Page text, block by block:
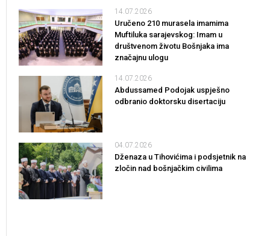
14.07.2026
Uručeno 210 murasela imamima
Muftiluka sarajevskog: Imam u
društvenom životu Bošnjaka ima
značajnu ulogu
14.07.2026
Abdussamed Podojak uspješno
odbranio doktorsku disertaciju
04.07.2026
Dženaza u Tihovićima i podsjetnik na
zločin nad bošnjačkim civilima